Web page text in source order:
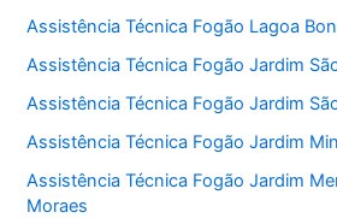
Assistência Técnica Fogão Lagoa
Assistência Técnica Fogão Jardim
Assistência Técnica Fogão Jardim
Assistência Técnica Fogão Jardim
Assistência Técnica Fogão Jardim
Moraes